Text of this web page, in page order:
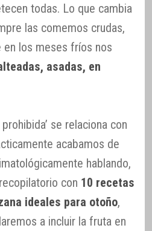
todas. Lo que cambia
las comemos crudas,
los meses fríos nos
asadas, en
se relaciona con
acabamos de
hablando,
con 10 recetas
ideales para otoño,
a incluir la fruta en